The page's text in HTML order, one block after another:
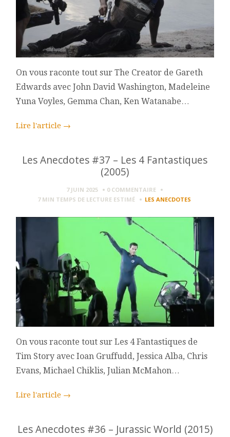
On vous raconte tout sur The Creator de Gareth
Edwards avec John David Washington, Madeleine
Yuna Voyles, Gemma Chan, Ken Watanabe…
Lire l'article →
Les Anecdotes #37 – Les 4 Fantastiques
(2005)
7 JUIN 2025
0 COMMENTAIRE
7 MIN TEMPS DE LECTURE ESTIMÉ LES ANECDOTES
On vous raconte tout sur Les 4 Fantastiques de
Tim Story avec Ioan Gruffudd, Jessica Alba, Chris
Evans, Michael Chiklis, Julian McMahon…
Lire l'article →
Les Anecdotes #36 – Jurassic World (2015)